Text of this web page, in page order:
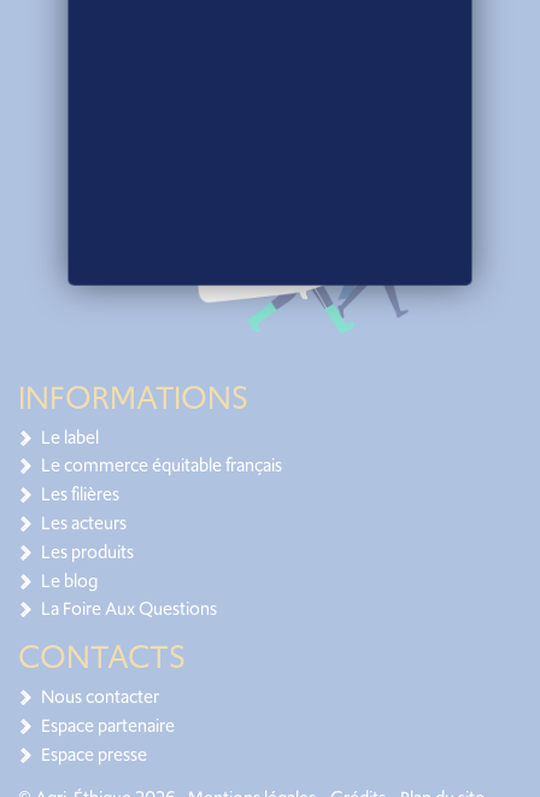
INFORMATIONS
Le label
Le commerce équitable français
Les filières
Les acteurs
Les produits
Le blog
La Foire Aux Questions
CONTACTS
Nous contacter
Espace partenaire
Espace presse